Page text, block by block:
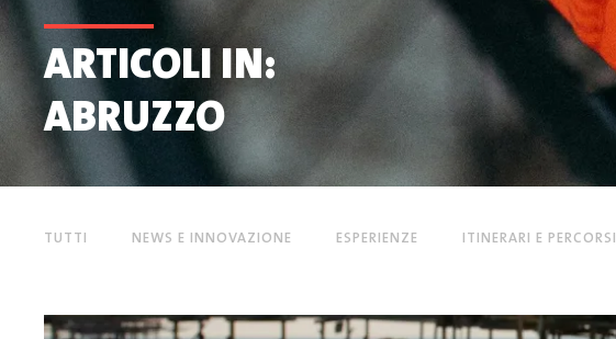
ARTICOLI IN:
ABRUZZO
TUTTI NEWS E INNOVAZIONE ESPERIENZE ITINERARI E PERCORSI